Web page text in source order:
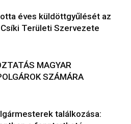
éves küldöttgyűlését az
Csíki Területi Szervezete
MAGYAR
SZÁMÁRA
találkozása: